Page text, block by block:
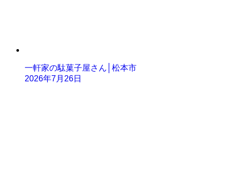
一軒家の駄菓子屋さん│松本市
2026年7月26日